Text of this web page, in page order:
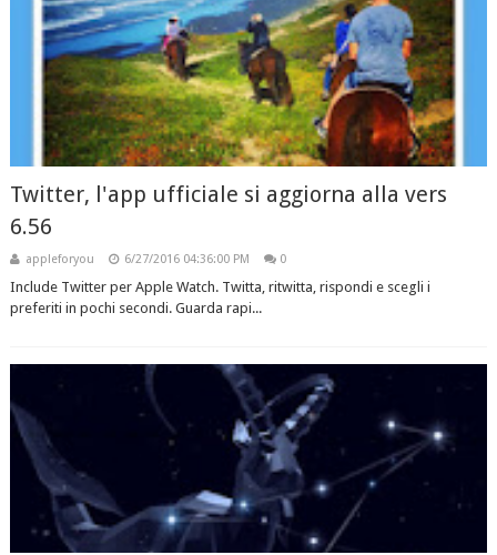
Twitter, l'app ufficiale si aggiorna alla vers
6.56
appleforyou 6/27/2016 04:36:00 PM 0
Include Twitter per Apple Watch. Twitta, ritwitta, rispondi e scegli i
preferiti in pochi secondi. Guarda rapi...